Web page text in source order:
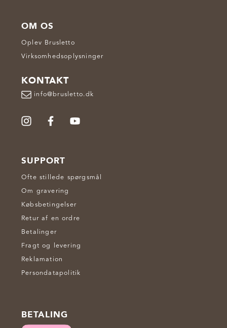
OM OS
Oplev Brusletto
Virksomhedsoplysninger
KONTAKT
info@brusletto.dk
SUPPORT
Ofte stillede spørgsmål
Om gravering
Købsbetingelser
Retur af en ordre
Betalinger
Fragt og levering
Reklamation
Persondatapolitik
BETALING